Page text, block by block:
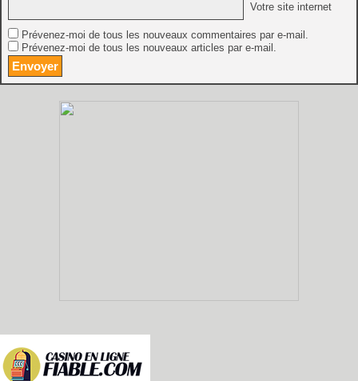
Votre site internet
Prévenez-moi de tous les nouveaux commentaires par e-mail.
Prévenez-moi de tous les nouveaux articles par e-mail.